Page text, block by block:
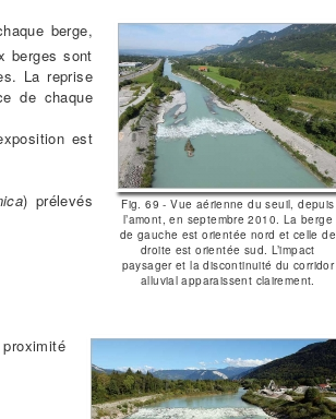
Fig. 69 - Vue aérienne du seuil, depuis
l’amont, en septembre 2010. La berge
de gauche est orientée nord et celle de
droite est orientée sud. L’impact
paysager et la discontinuité du corridor
alluvial apparaissent clairement.
berge,
berges sont
La reprise
de chaque
est
) prélevés